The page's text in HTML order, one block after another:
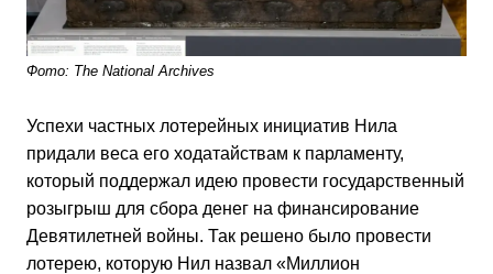
Фото: The National Archives
Успехи частных лотерейных инициатив Нила
придали веса его ходатайствам к парламенту,
который поддержал идею провести государственный
розыгрыш для сбора денег на финансирование
Девятилетней войны. Так решено было провести
лотерею, которую Нил назвал «Миллион